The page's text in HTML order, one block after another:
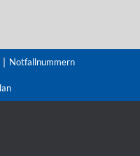
Notfallnummern